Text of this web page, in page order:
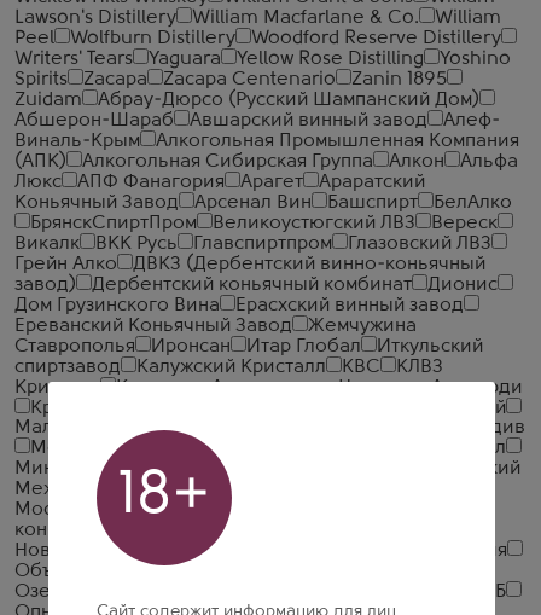
Lawson's Distillery
William Macfarlane & Co.
William
Peel
Wolfburn Distillery
Woodford Reserve Distillery
Writers' Tears
Yaguara Yellow Rose Distilling
Yoshino
Spirits
Zacapa Zacapa Centenario
Zanin 1895
Zuidam
Абрау-Дюрсо (Русский Шампанский Дом)
Абшерон-Шараб
Авшарский винный завод
Алеф-
Виналь-Крым
Алкогольная Промышленная Компания
(АПК)
Алкогольная Сибирская Группа Алкон
Альфа
Люкс
АПФ Фанагория Арагет
Араратский
Коньячный Завод
Арсенал Вин Башспирт
БелАлко
БрянскСпиртПром
Великоустюгский ЛВЗ
Вереск
Викалк
ВКК Русь Главспиртпром
Глазовский ЛВЗ
Грейн Алко
ДВКЗ (Дербентский винно-коньячный
завод)
Дербентский коньячный комбинат
Дионис
Дом Грузинского Вина
Ерасхский винный завод
Ереванский Коньячный Завод
Жемчужина
Ставрополья
Иронсан Итар Глобал
Иткульский
спиртзавод
Калужский Кристалл КВС
КЛВЗ
Кристалл
Компания Алкогольных Напитков Алаверди
Кристалл-Лефортово ГК
ЛВЗ Московский
Малиновщизненский Спиртоводочный Завод Аквадив
Мердзаванский коньячный завод
Минск Кристалл
Минский завод виноградных вин
ММВЗ (Московский
Межреспубликанский Винодельческий Завод)
Московский завод Кристалл
коньячный завод
Национал Алко
Новокубанское
Объединенная Водочная Компания
Объединенные Пензенские Водочные Заводы
Озерский спиртоводочный завод (ОСВЗ)
ООО ССБ
18+
Сайт содержит информацию для лиц